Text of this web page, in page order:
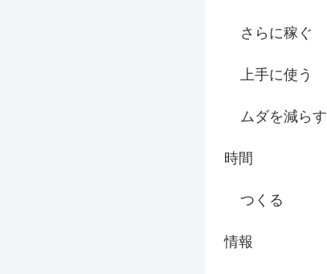
さらに稼ぐ
上手に使う
ムダを減らす
時間
つくる
情報